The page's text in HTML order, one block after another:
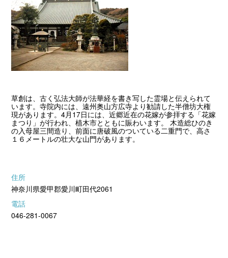
草創は、古く弘法大師が法華経を書き写した霊場と伝えられて
います。寺院内には、遠州奥山方広寺より勧請した半僧坊大権
現があります。4月17日には、近郷近在の花嫁が参拝する「花嫁
まつり」が行われ、植木市とともに賑わいます。 木造総ひのき
の入母屋三間造り、前面に唐破風のついている二重門で、高さ
１６メートルの壮大な山門があります。
住所
神奈川県愛甲郡愛川町田代2061
電話
046-281-0067